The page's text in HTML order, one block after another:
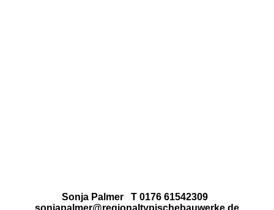
Sonja Palmer T 0176 61542309
sonjapalmer@regionaltypischebauwerke.de